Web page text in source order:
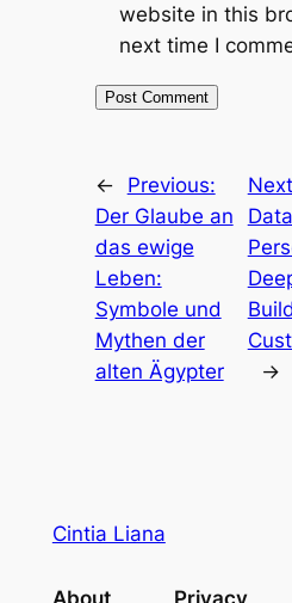
website in this
next time I
←
Previous:
Der Glaube an
das ewige
Leben:
Symbole und
Mythen der
alten Ägypter
→
Cintia Liana